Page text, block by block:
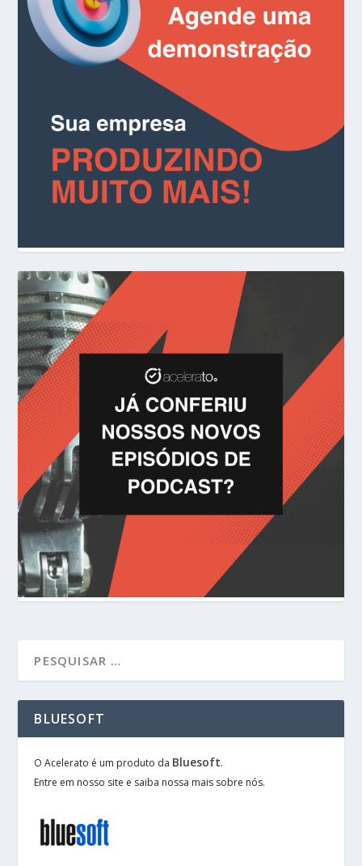
BLUESOFT
O Acelerato é um produto da Bluesoft.
Entre em nosso site e saiba nossa mais sobre nós.